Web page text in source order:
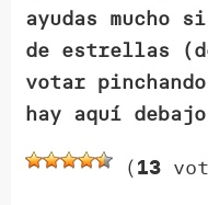
ayudas mucho
de estrellas
votar
hay aquí
(13